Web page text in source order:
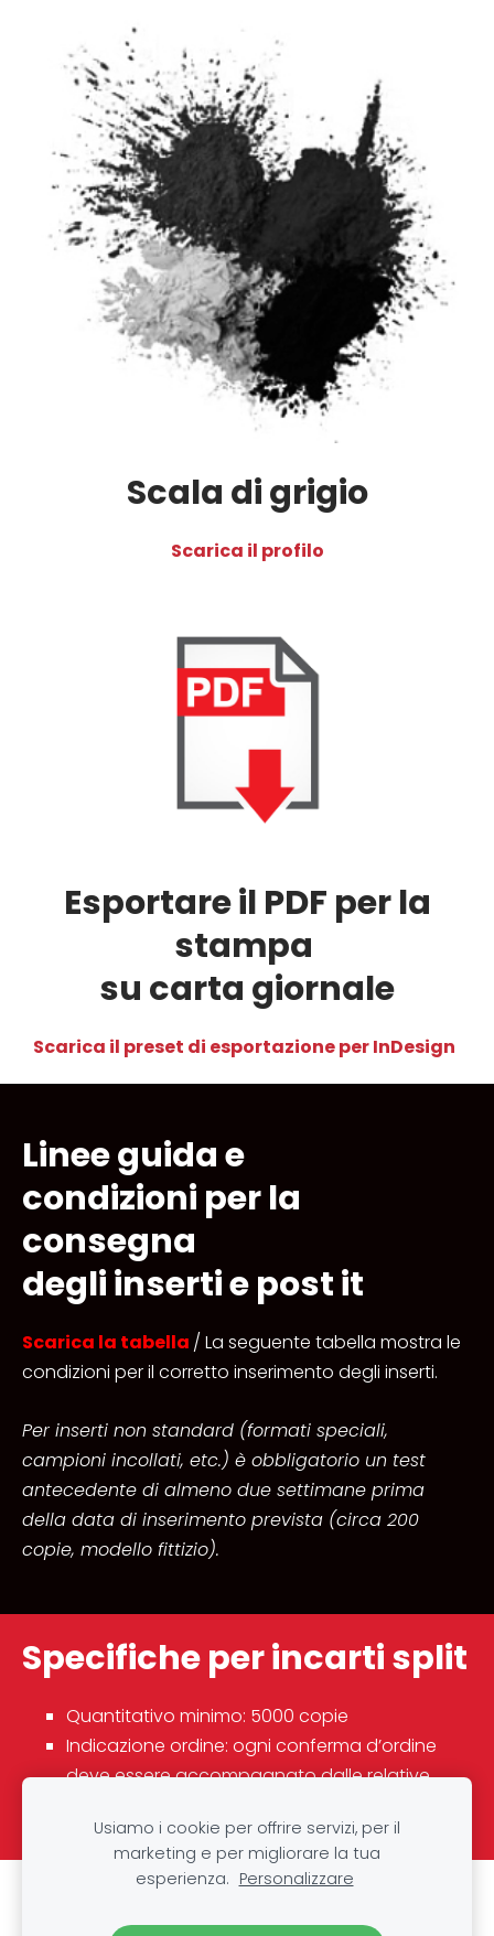
Scala di grigio
Scarica il profilo
Esportare il PDF per la
stampa
su carta giornale
Scarica il preset di esportazione per InDesign
Linee guida e
condizioni per la
consegna
degli inserti e post it
Scarica la tabella / La seguente tabella mostra le
condizioni per il corretto inserimento degli inserti.
Per inserti non standard (formati speciali,
campioni incollati, etc.) è obbligatorio un test
antecedente di almeno due settimane prima
della data di inserimento prevista (circa 200
copie, modello fittizio).
Specifiche per incarti split
Quantitativo minimo: 5000 copie
Indicazione ordine: ogni conferma d’ordine
deve essere accompagnato dalle relative
Usiamo i cookie per offrire servizi, per il
marketing e per migliorare la tua
esperienza. Personalizzare